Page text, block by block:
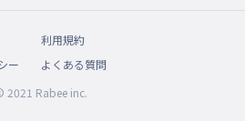
利用規約
ー
よくある質問
2021 Rabee inc.